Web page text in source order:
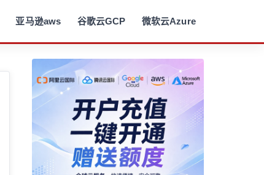
亚马逊aws 谷歌云GCP 微软云Azure